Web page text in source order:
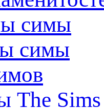
симы
симы
The